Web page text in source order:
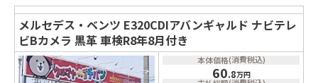
メルセデス・ベンツ E320CDIアバンギャルド ナビテレ
ビBカメラ 黒革 車検R8年8月付き
本体価格(消費税込)
60.8万円